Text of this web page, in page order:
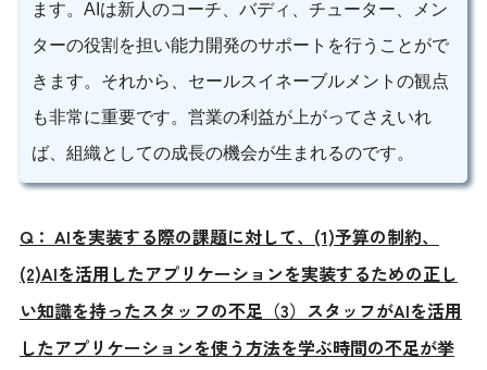
ます。AIは新人のコーチ、バディ、チューター、メン
ターの役割を担い能力開発のサポートを行うことがで
きます。それから、セールスイネーブルメントの観点
も非常に重要です。営業の利益が上がってさえいれ
ば、組織としての成長の機会が生まれるのです。
Q： AIを実装する際の課題に対して、(1)予算の制約、
(2)AIを活用したアプリケーションを実装するための正し
い知識を持ったスタッフの不足（3）スタッフがAIを活用
したアプリケーションを使う方法を学ぶ時間の不足が挙